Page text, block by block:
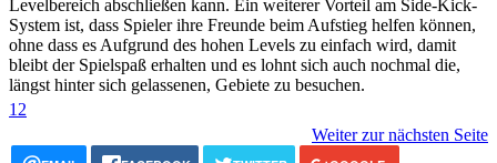
Levelbereich abschließen kann. Ein weiterer Vorteil am Side-Kick-
System ist, dass Spieler ihre Freunde beim Aufstieg helfen können,
ohne dass es Aufgrund des hohen Levels zu einfach wird, damit
bleibt der Spielspaß erhalten und es lohnt sich auch nochmal die,
längst hinter sich gelassenen, Gebiete zu besuchen.
1 2
Weiter zur nächsten Seite